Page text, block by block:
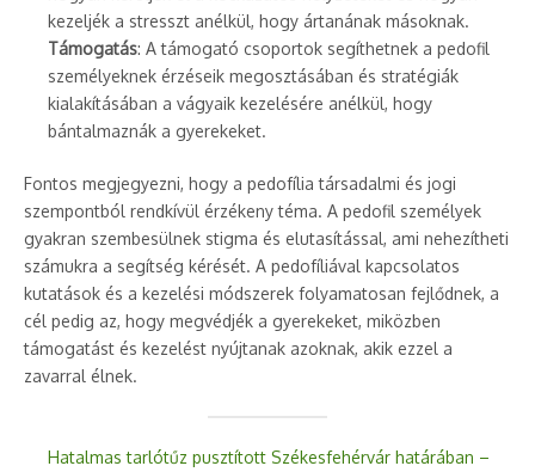
kezeljék a stresszt anélkül, hogy ártanának másoknak.
Támogatás: A támogató csoportok segíthetnek a pedofil
személyeknek érzéseik megosztásában és stratégiák
kialakításában a vágyaik kezelésére anélkül, hogy
bántalmaznák a gyerekeket.
Fontos megjegyezni, hogy a pedofília társadalmi és jogi
szempontból rendkívül érzékeny téma. A pedofil személyek
gyakran szembesülnek stigma és elutasítással, ami nehezítheti
számukra a segítség kérését. A pedofíliával kapcsolatos
kutatások és a kezelési módszerek folyamatosan fejlődnek, a
cél pedig az, hogy megvédjék a gyerekeket, miközben
támogatást és kezelést nyújtanak azoknak, akik ezzel a
zavarral élnek.
Hatalmas tarlótűz pusztított Székesfehérvár határában –